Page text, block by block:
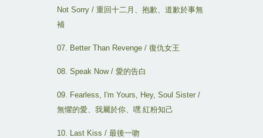
Not Sorry / 重回十二月 、 抱歉、 道歉於事無
補
07. Better Than Revenge / 復仇女王
08. Speak Now / 愛的告白
09. Fearless, I'm Yours, Hey, Soul Sister /
無懼的愛、 我屬於你、 嘿 紅粉知己
10. Last Kiss / 最後一吻